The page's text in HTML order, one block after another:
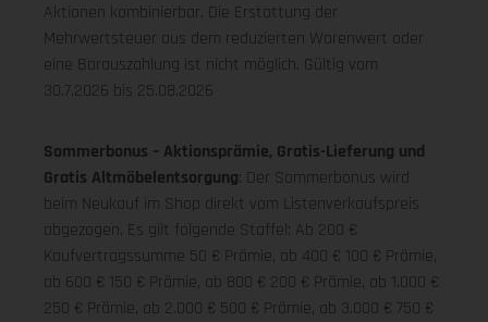
Aktionen kombinierbar. Die Erstattung der
Mehrwertsteuer aus dem reduzierten Warenwert oder
eine Barauszahlung ist nicht möglich. Gültig vom
30.7.2026 bis 25.08.2026
Sommerbonus – Aktionsprämie, Gratis-Lieferung und
Gratis Altmöbelentsorgung: Der Sommerbonus wird
beim Neukauf im Shop direkt vom Listenverkaufspreis
abgezogen. Es gilt folgende Staffel: Ab 200 €
Kaufvertragssumme 50 € Prämie, ab 400 € 100 € Prämie,
ab 600 € 150 € Prämie, ab 800 € 200 € Prämie, ab 1.000 €
250 € Prämie, ab 2.000 € 500 € Prämie, ab 3.000 € 750 €